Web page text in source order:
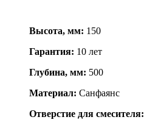
Высота, мм: 150
Гарантия: 10 лет
Глубина, мм: 500
Материал: Cанфаянс
Отверстие для смесителя: